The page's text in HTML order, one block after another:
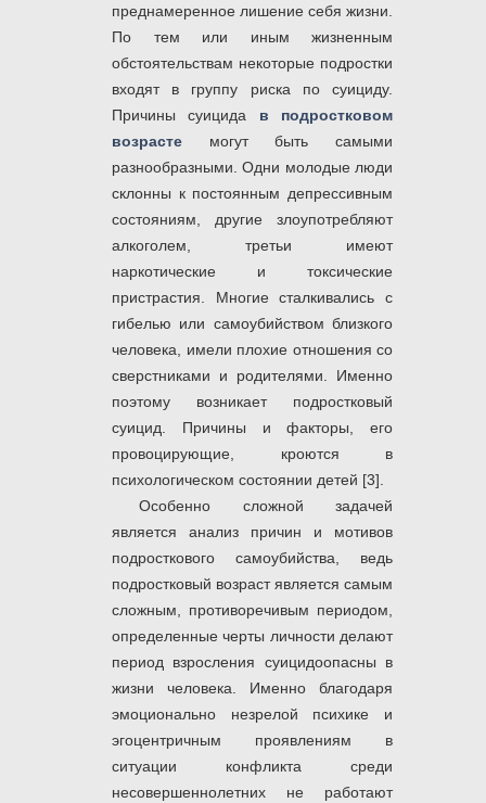
преднамеренное лишение себя жизни.
По тем или иным жизненным
обстоятельствам некоторые подростки
входят в группу риска по суициду.
Причины суицида в подростковом
возрасте могут быть самыми
разнообразными. Одни молодые люди
склонны к постоянным депрессивным
состояниям, другие злоупотребляют
алкоголем, третьи имеют
наркотические и токсические
пристрастия. Многие сталкивались с
гибелью или самоубийством близкого
человека, имели плохие отношения со
сверстниками и родителями. Именно
поэтому возникает подростковый
суицид. Причины и факторы, его
провоцирующие, кроются в
психологическом состоянии детей [3].
Особенно сложной задачей
является анализ причин и мотивов
подросткового самоубийства, ведь
подростковый возраст является самым
сложным, противоречивым периодом,
определенные черты личности делают
период взросления суицидоопасны в
жизни человека. Именно благодаря
эмоционально незрелой психике и
эгоцентричным проявлениям в
ситуации конфликта среди
несовершеннолетних не работают